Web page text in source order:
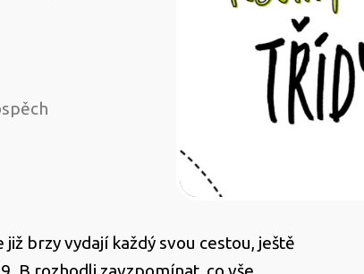
již brzy vydají každý svou cestou, ještě